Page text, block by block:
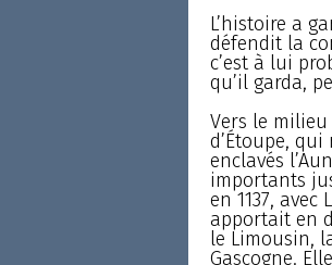
L’histoire a
défendit la
c’est à lui
qu’il garda,
Vers le milieu
d’Étoupe,
enclavés
importants
en 1137, avec
apportait en
le Limousin,
Gascogne.